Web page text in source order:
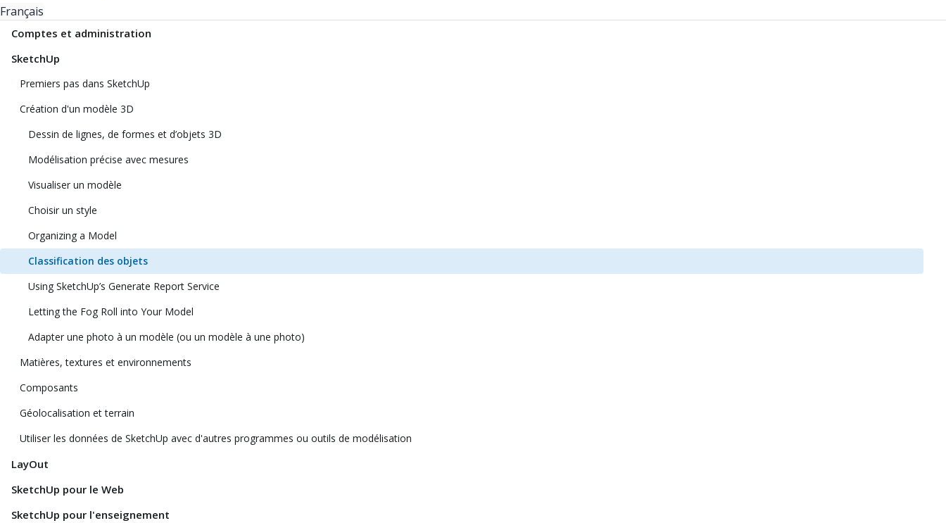
Français
Comptes et administration
SketchUp
Premiers pas dans SketchUp
Création d'un modèle 3D
Dessin de lignes, de formes et d’objets 3D
Modélisation précise avec mesures
Visualiser un modèle
Choisir un style
Organizing a Model
Classification des objets
Using SketchUp’s Generate Report Service
Letting the Fog Roll into Your Model
Adapter une photo à un modèle (ou un modèle à une photo)
Matières, textures et environnements
Composants
Géolocalisation et terrain
Utiliser les données de SketchUp avec d'autres programmes ou outils de modélisation
LayOut
SketchUp pour le Web
SketchUp pour l'enseignement